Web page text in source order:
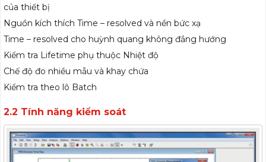
của thiết bị
Nguồn kích thích Time – resolved và nền bức xạ
Time – resolved cho huỳnh quang không đẳng hướng
Kiểm tra Lifetime phụ thuộc Nhiệt độ
Chế độ đo nhiều mẫu và khay chứa
Kiểm tra theo lô Batch
2.2 Tính năng kiểm soát